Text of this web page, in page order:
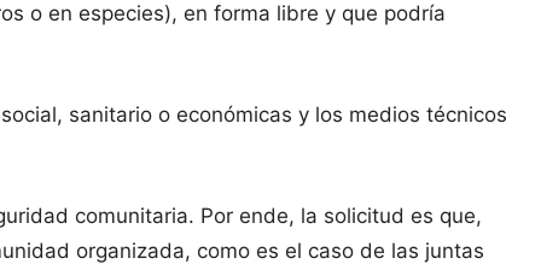
o en especies), en forma libre y que podría
sanitario o económicas y los medios técnicos
comunitaria. Por ende, la solicitud es que,
organizada, como es el caso de las juntas